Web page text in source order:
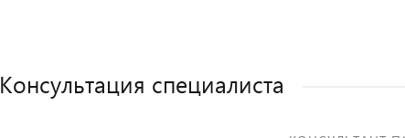
Консультация специалиста